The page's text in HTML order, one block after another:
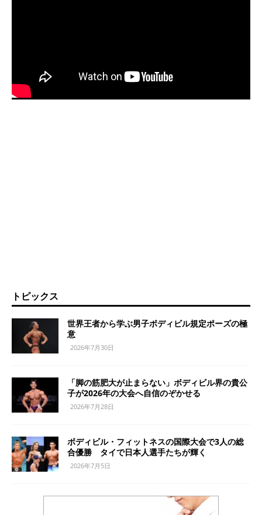
トピックス
世界王者から学ぶ男子ボディビル規定ポーズの極
意
2026年7月30日
「脚の筋肥大が止まらない」ボディビル界の貴公
子が2026年の大会へ自信のぞかせる
2026年7月28日
ボディビル・フィットネスの国際大会で3人の総
合優勝 タイで日本人選手たちが輝く
2026年7月5日